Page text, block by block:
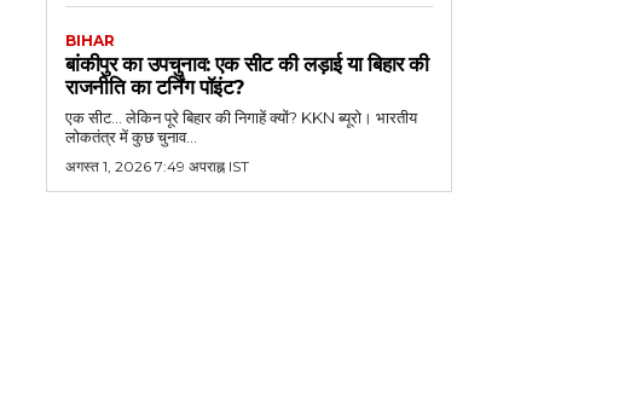
BIHAR
बांकीपुर का उपचुनाव: एक सीट की लड़ाई या बिहार की
राजनीति का टर्निंग पॉइंट?
एक सीट... लेकिन पूरे बिहार की निगाहें क्यों? KKN ब्यूरो। भारतीय
लोकतंत्र में कुछ चुनाव...
अगस्त 1, 2026 7:49 अपराह्न IST